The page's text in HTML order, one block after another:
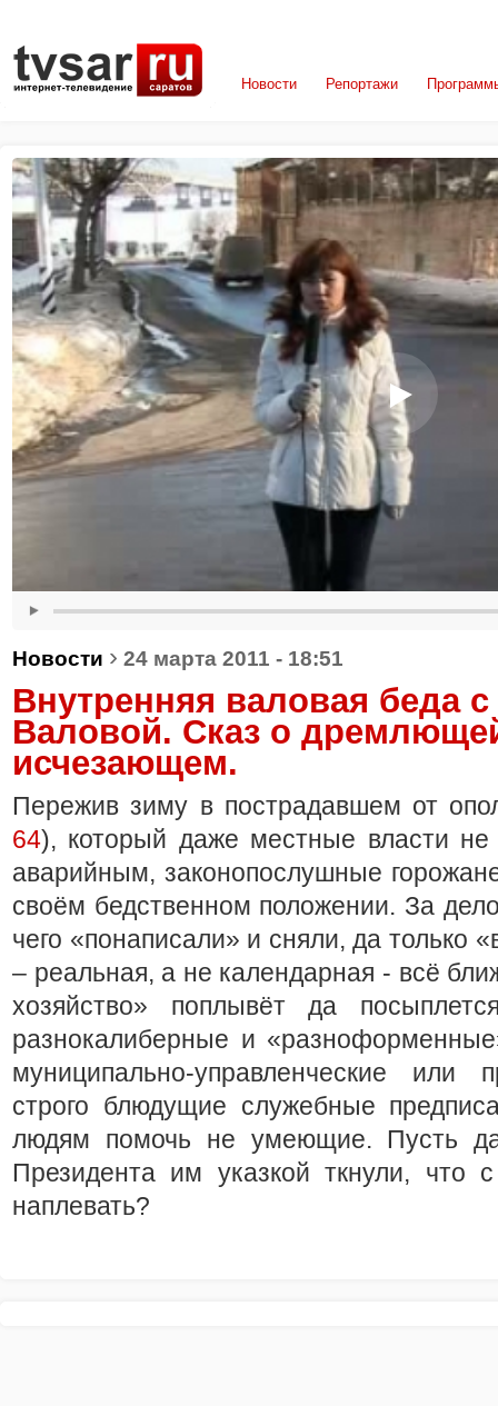
Новости Репортажи
Новости › 24 марта 2011 - 18:51
Внутренняя валовая беда
Валовой. Сказ о
исчезающем.
Пережив зиму в пострадавшем от
64), который даже местные власти
аварийным, законопослушные
своём бедственном положении. За
чего «понаписали» и сняли, да только
– реальная, а не календарная - всё
хозяйство» поплывёт да
разнокалиберные и
муниципально-управленческие или
строго блюдущие служебные
людям помочь не умеющие. Пусть
Президента им указкой ткнули, что
наплевать?